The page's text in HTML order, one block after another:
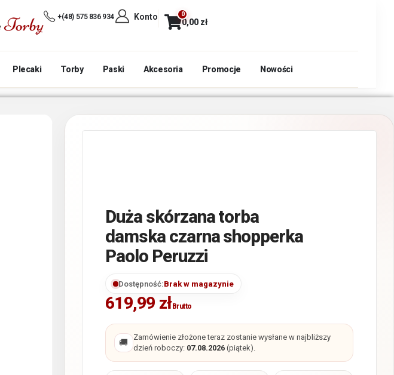
+(48) 575 836 934 Konto 0
0,00 zł
Plecaki Torby Paski Akcesoria Promocje Nowości
Duża skórzana torba
damska czarna shopperka
Paolo Peruzzi
Dostępność:Brak w magazynie
619,99 złBrutto
🚚
Zamówienie złożone teraz zostanie wysłane w najbliższy
dzień roboczy: 07.08.2026(piątek).